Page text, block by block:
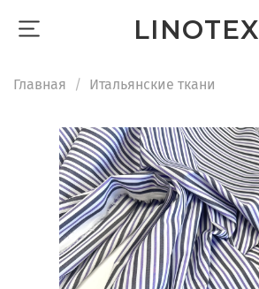
LINOTEX
Главная Итальянские ткани